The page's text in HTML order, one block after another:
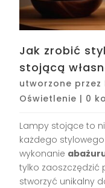
Jak zrobić
stojącą
utworzone przez
Oświetlenie | 0
Lampy stojące to
każdego stylowego
wykonanie
tylko zaoszczędzić
stworzyć unikalny